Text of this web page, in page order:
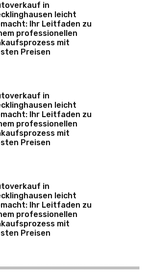
in
leicht
Ihr Leitfaden zu
professionellen
mit
Preisen
in
leicht
Ihr Leitfaden zu
professionellen
mit
Preisen
in
leicht
Ihr Leitfaden zu
professionellen
mit
Preisen